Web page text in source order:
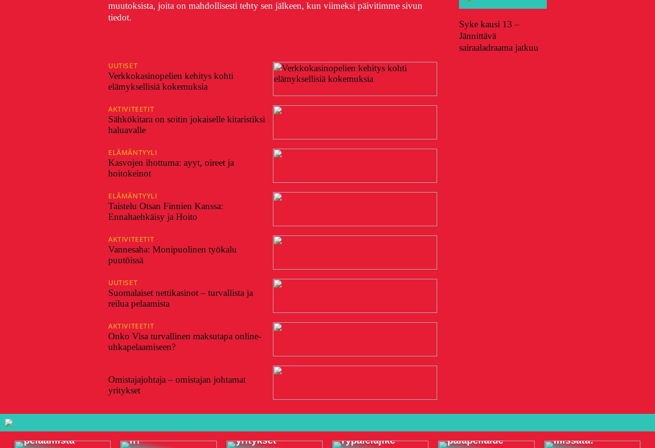
muutoksista, joita on mahdollisesti tehty sen jälkeen, kun viimeksi päivitimme sivun
tiedot.
UUTISET
Verkkokasinopelien kehitys kohti
elämyksellisiä kokemuksia
AKTIVITEETIT
Sähkökitara on soitin jokaiselle kitaristiksi
haluavalle
ELÄMÄNTYYLI
Kasvojen ihottuma: ayyt, oireet ja
hoitokeinot
ELÄMÄNTYYLI
Taistelu Otsan Finnien Kanssa:
Ennaltaehkäisy ja Hoito
AKTIVITEETIT
Vannesaha: Monipuolinen työkalu
puutöissä
UUTISET
Suomalaiset nettikasinot – turvallista ja
reilua pelaamista
AKTIVITEETIT
Onko Visa turvallinen maksutapa online-
uhkapelaamiseen?
Omistajajohtaja – omistajan johtamat
yritykset
Syke kausi 13 –
Jännittävä
sairaaladraama jatkuu
reilua
pelaamista
Onko Visa
uhkapelaamisee
n?
johtamat
yritykset
suosittu
rypälelajike
täydellinen
palapelialue
et vain halua
missata!